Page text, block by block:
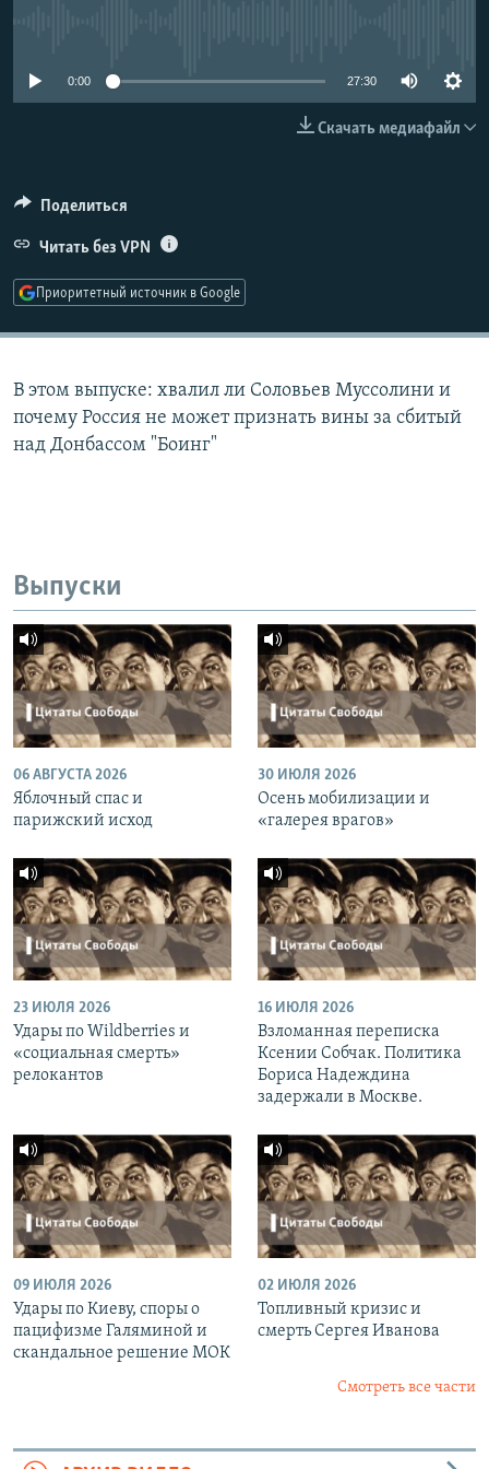
0:00 27:30
Скачать медиафайл
Поделиться
Читать без VPN
Приоритетный источник в Google
В этом выпуске: хвалил ли Соловьев Муссолини и
почему Россия не может признать вины за сбитый
над Донбассом "Боинг"
Выпуски
06 АВГУСТА 2026
Яблочный спас и
парижский исход
30 ИЮЛЯ 2026
Осень мобилизации и
«галерея врагов»
23 ИЮЛЯ 2026
Удары по Wildberries и
«социальная смерть»
релокантов
16 ИЮЛЯ 2026
Взломанная переписка
Ксении Собчак. Политика
Бориса Надеждина
задержали в Москве.
09 ИЮЛЯ 2026
Удары по Киеву, споры о
пацифизме Галяминой и
скандальное решение МОК
02 ИЮЛЯ 2026
Топливный кризис и
смерть Сергея Иванова
Смотреть все части